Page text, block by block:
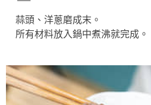
蒜頭、洋蔥磨成末。
所有材料放入鍋中煮沸就完成。